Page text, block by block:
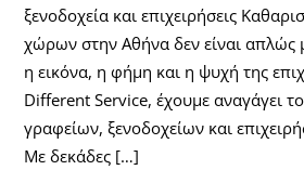
ξενοδοχεία και επιχειρήσεις
χώρων στην Αθήνα δεν είναι απλώς
η εικόνα, η φήμη και η ψυχή της
Different Service, έχουμε αναγάγει
γραφείων, ξενοδοχείων και
Με δεκάδες […]